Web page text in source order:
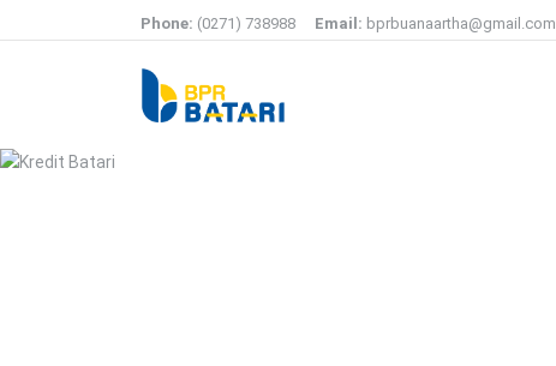
Phone: (0271) 738988 Email: bprbuanaartha@gmail.com